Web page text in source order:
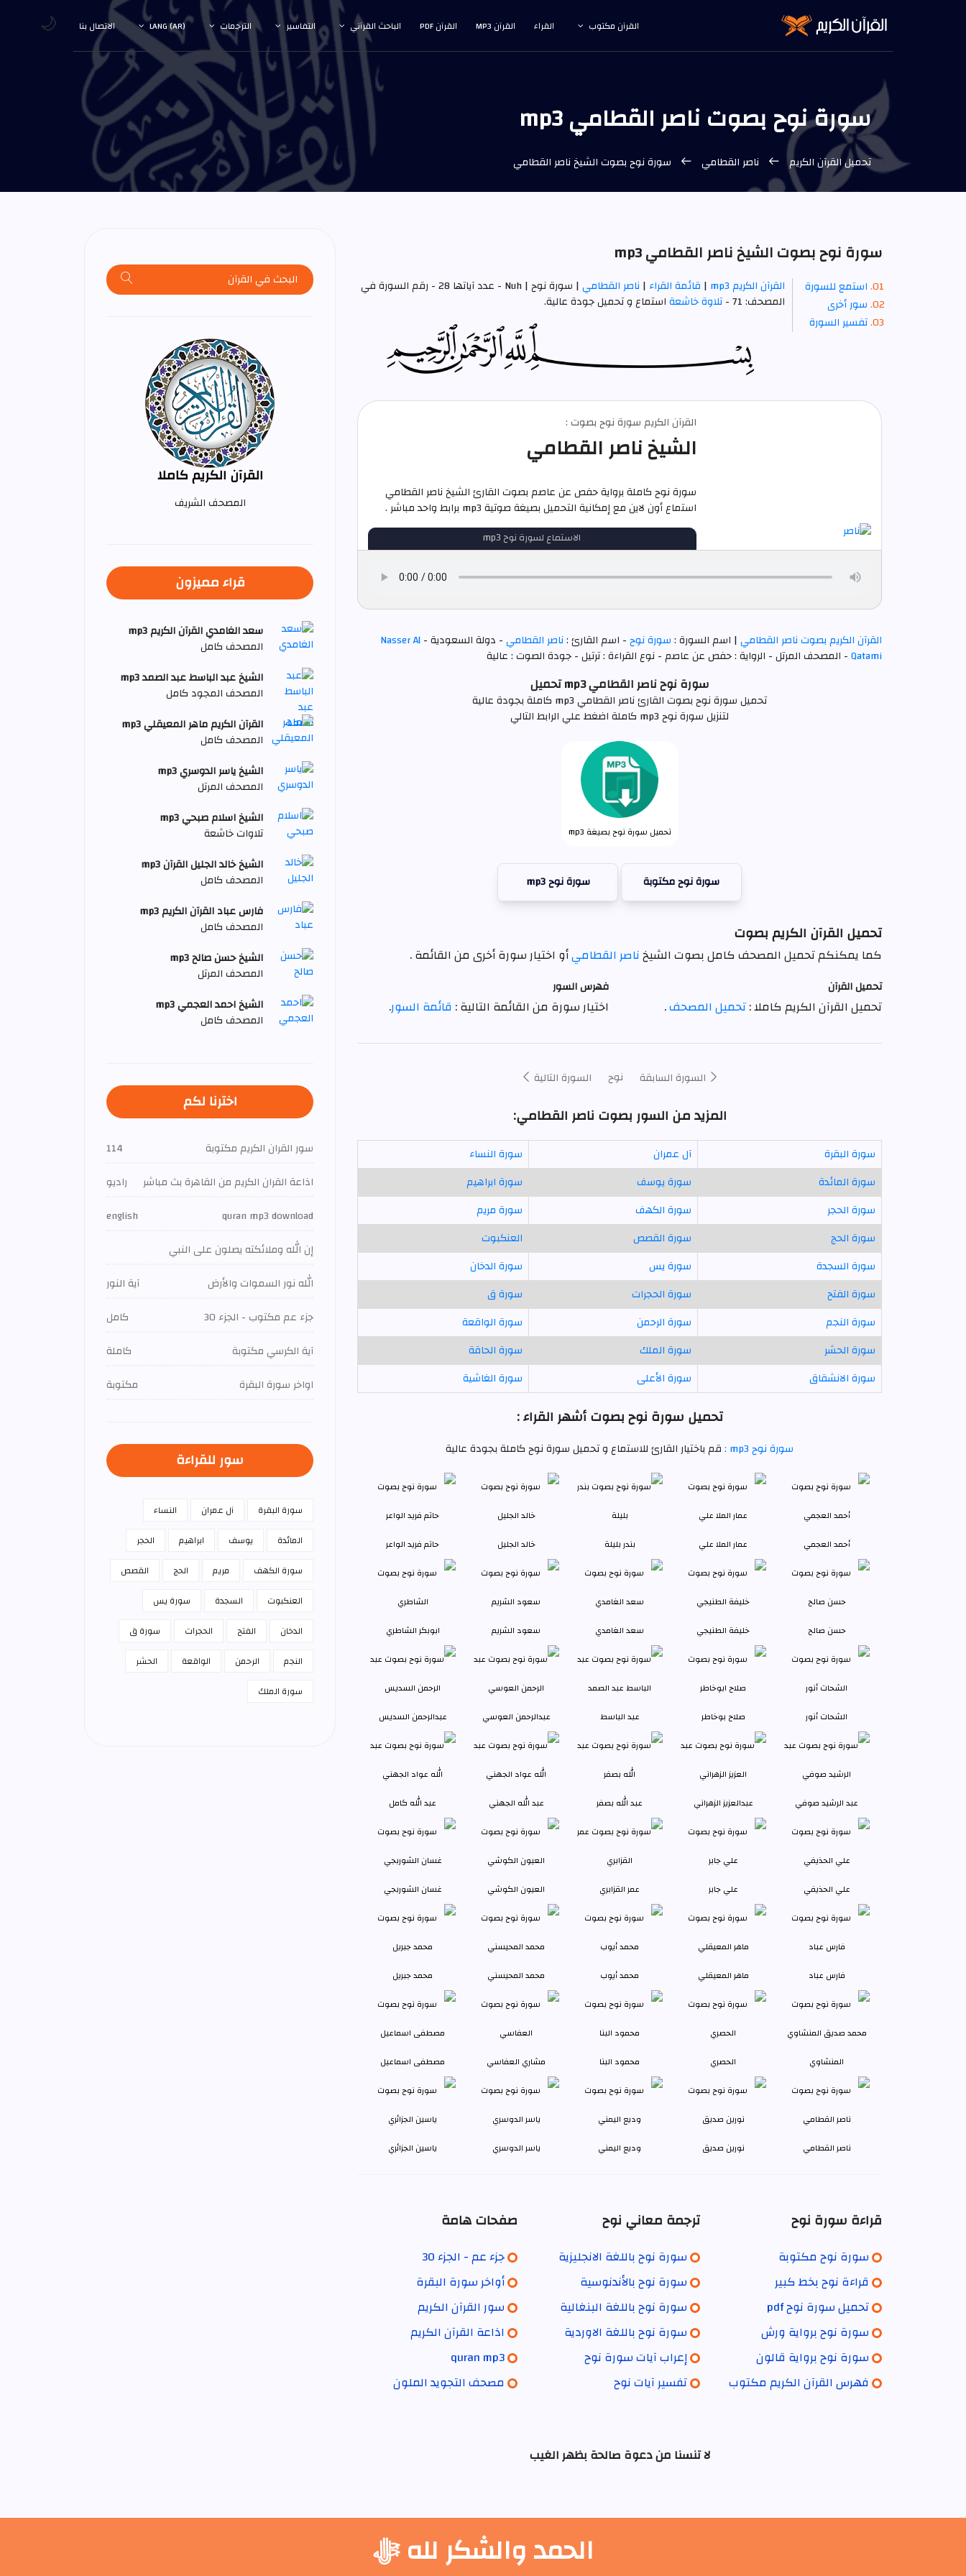
القرآن مكتوب القراء القرآن MP3 القرآن PDF الباحث القرآني التفاسير الترجمات LANG (AR) الاتصال بنا
سورة نوح بصوت ناصر القطامي mp3
تحميل القرآن الكريم ناصر القطامي سورة نوح بصوت الشيخ ناصر القطامي
سورة نوح بصوت الشيخ ناصر القطامي mp3
استمع للسورة
سور أخرى
تفسير السورة
القرآن الكريم mp3 | قائمة القراء|ناصر القطامي
| سورة نوح | Nuh - عدد آياتها 28 - رقم السورة في
المصحف: 71 -
تلاوة خاشعةاستماع و تحميل جودة عالية.
القرآن الكريم سورة نوح بصوت :
الشيخ ناصر القطامي
سورة نوح كاملة برواية حفص عن عاصم بصوت القارئ الشيخ ناصر القطامي
استماع أون لاين مع إمكانية التحميل بصيغة صوتية mp3 برابط واحد مباشر .
الاستماع لسورة نوح mp3
القرآن الكريم بصوت ناصر القطامي| اسم السورة :سورة نوح- اسم القارئ :ناصر القطامي- دولة السعودية -Nasser Al
Qatami- المصحف المرتل - الرواية : حفص عن عاصم - نوع القراءة : ترتيل - جودة الصوت : عالية
سورة نوح ناصر القطامي mp3 تحميل
تحميل سورة نوح بصوت القارئ ناصر القطامي mp3 كاملة بجودة عالية
لتنزيل سورة نوح mp3 كاملة اضغط علي الرابط التالي
تحميل سورة نوح بصيغة mp3
سورة نوح مكتوبة سورة نوح mp3
تحميل القرآن الكريم بصوت
كما يمكنكم تحميل المصحف كامل بصوت الشيخناصر القطاميأو اختيار سورة أخرى من القائمة .
تحميل القرآن
تحميل القرآن الكريم كاملا :تحميل المصحف.
فهرس السور
اختيار سورة من القائمة التالية : قائمة السور.
السورة السابقة نوح السورة التالية
المزيد من السور بصوت ناصر القطامي:
سورة البقرة آل عمران
سورة النساء
سورة المائدة
سورة يوسف
سورة ابراهيم
سورة الحجر
سورة الكهف
سورة مريم
سورة الحج
سورة القصص
العنكبوت
سورة السجدة
سورة يس
سورة الدخان
سورة الفتح
سورة الحجرات
سورة ق
سورة النجم
سورة الرحمن
سورة الواقعة
سورة الحشر
سورة الملك
سورة الحاقة
سورة الانشقاق
سورة الأعلى سورة الغاشية
تحميل سورة نوح بصوت أشهر القراء :
سورة نوح mp3 : قم باختيار القارئ للاستماع و تحميل سورة نوح كاملة بجودة عالية
أحمد العجمي عمار الملا علي بندر بليلة خالد الجليل حاتم فريد الواعر
حسن صالح خليفة الطنيجي سعد الغامدي سعود الشريم ابوبكر الشاطري
الشحات أنور صلاح بوخاطر عبد الباسط عبدالرحمن العوسي عبدالرحمن السديس
عبد الرشيد صوفي عبدالعزيز الزهراني عبد الله بصفر عبد الله الجهني عبد الله كامل
علي الحذيفي علي جابر عمر القزابري العيون الكوشي غسان الشوربجي
فارس عباد ماهر المعيقلي محمد أيوب محمد المحيسني محمد جبريل
المنشاوي الحصري محمود البنا مشاري العفاسي مصطفى اسماعيل
ناصر القطامي نورين صديق وديع اليمني ياسر الدوسري ياسين الجزائري
قراءة سورة نوح
سورة نوح مكتوبة
قراءة نوح بخط كبير
تحميل سورة نوح pdf
سورة نوح برواية ورش
سورة نوح برواية قالون
فهرس القرآن الكريم مكتوب
ترجمة معاني نوح
سورة نوح باللغة الانجليزية
سورة نوح بالأندنوسية
سورة نوح باللغة البنغالية
سورة نوح باللغة الاوردية
إعراب آيات سورة نوح
تفسير آيات نوح
صفحات هامة
جزء عم - الجزء 30
أواخر سورة البقرة
سور القرآن الكريم
اذاعة القرآن الكريم
quran mp3
مصحف التجويد الملون
لا تنسنا من دعوة صالحة بظهر الغيب
القرآن الكريم كاملا
المصحف الشريف
قراء مميزون
سعد الغامدي القرآن الكريم mp3
المصحف كامل
الشيخ عبد الباسط عبد الصمد mp3
المصحف المجود كامل
القرآن الكريم ماهر المعيقلي mp3
المصحف كامل
الشيخ ياسر الدوسري mp3
المصحف المرتل
الشيخ اسلام صبحي mp3
تلاوات خاشعة
الشيخ خالد الجليل القرآن mp3
المصحف كامل
فارس عباد القرآن الكريم mp3
المصحف كامل
الشيخ حسن صالح mp3
المصحف المرتل
الشيخ احمد العجمي mp3
المصحف كامل
اخترنا لكم
سور القران الكريم مكتوبة
114
اذاعة القران الكريم من القاهرة بث مباشر
راديو
quran mp3 download
english
إن الله وملائكته يصلون على النبي
الله نور السموات والأرض
آية النور
جزء عم مكتوب - الجزء 30
كامل
آية الكرسي مكتوبة
كاملة
اواخر سورة البقرة
مكتوبة
سور للقراءة
سورة البقرة آل عمران
النساء
المائدة
يوسف ابراهيم
الحجر
سورة الكهف
مريم الحج
القصص
العنكبوت
السجدة
سورة يس
الدخان
الفتح الحجرات
سورة ق
النجم
الرحمن الواقعة
الحشر
سورة الملك
الحمد والشكر لله ﷻ
🌙